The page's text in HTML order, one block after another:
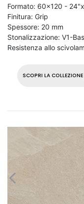
SCOPRI LA COLLEZIONE
Formato: 60x120 -
Finitura: Grip
Spessore: 20 mm
Stonalizzazione: V1-
Resistenza allo